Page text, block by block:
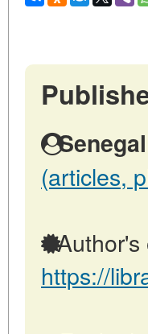
(articles,
Author's
https://